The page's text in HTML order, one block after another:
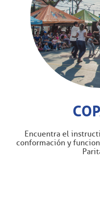
Encuentra el
conformación y